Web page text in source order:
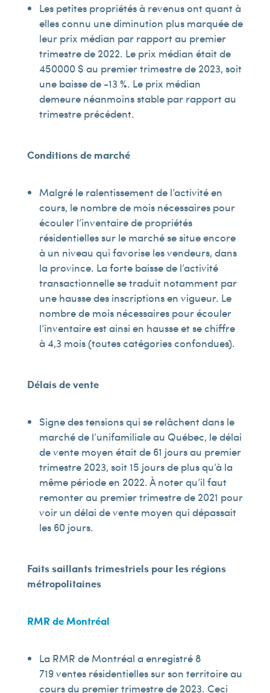
Les petites propriétés à revenus ont quant à
elles connu une diminution plus marquée de
leur prix médian par rapport au premier
trimestre de 2022. Le prix médian était de
450 000 $ au premier trimestre de 2023, soit
une baisse de -13 %. Le prix médian
demeure néanmoins stable par rapport au
trimestre précédent.
Conditions de marché
Malgré le ralentissement de l’activité en
cours, le nombre de mois nécessaires pour
écouler l’inventaire de propriétés
résidentielles sur le marché se situe encore
à un niveau qui favorise les vendeurs, dans
la province. La forte baisse de l’activité
transactionnelle se traduit notamment par
une hausse des inscriptions en vigueur. Le
nombre de mois nécessaires pour écouler
l’inventaire est ainsi en hausse et se chiffre
à 4,3 mois (toutes catégories confondues).
Délais de vente
Signe des tensions qui se relâchent dans le
marché de l’unifamiliale au Québec, le délai
de vente moyen était de 61 jours au premier
trimestre 2023, soit 15 jours de plus qu’à la
même période en 2022. À noter qu’il faut
remonter au premier trimestre de 2021 pour
voir un délai de vente moyen qui dépassait
les 60 jours.
Faits saillants trimestriels pour les régions
métropolitaines
RMR de Montréal
La RMR de Montréal a enregistré 8
719 ventes résidentielles sur son territoire au
cours du premier trimestre de 2023. Ceci